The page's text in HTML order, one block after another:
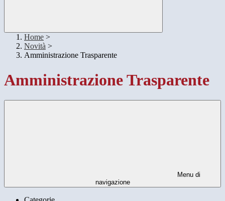
Home >
Novità >
Amministrazione Trasparente
Amministrazione Trasparente
Menu di
navigazione